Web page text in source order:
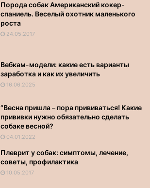
Порода собак Американский кокер-
спаниель. Веселый охотник маленького
роста
24.05.2017
Вебкам-модели: какие есть варианты
заработка и как их увеличить
16.06.2025
“Весна пришла – пора прививаться! Какие
прививки нужно обязательно сделать
собаке весной?
04.01.2022
Плеврит у собак: симптомы, лечение,
советы, профилактика
10.05.2017